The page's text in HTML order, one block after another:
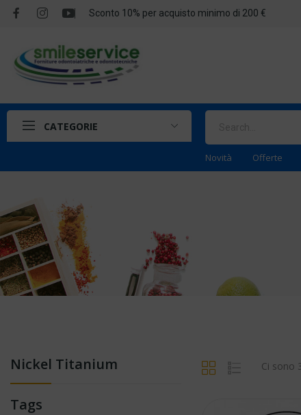
Sconto 10% per acquisto minimo di 200 €
CATEGORIE
Novità Offerte
Nickel Titanium
Tags
Ci sono